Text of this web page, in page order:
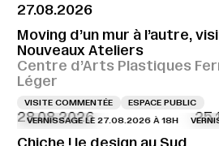
27.08.2026
Moving d’un mur à l’autre,
Nouveaux Ateliers
Centre d’Arts Plastiques
Léger
VISITE COMMENTÉE ESPACE PUBLIC
28.08.2026
VERNISSAGE LE 27.08.2026 À 18H
Chiche ! le design au Sud